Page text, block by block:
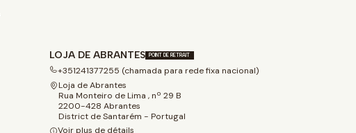
LOJA DE ABRANTES POINT DE RETRAIT
+351241377255 (chamada para rede fixa nacional)
Loja de Abrantes
Rua Monteiro de Lima , nº 29 B
2200-428 Abrantes
District de Santarém - Portugal
Voir plus de détails